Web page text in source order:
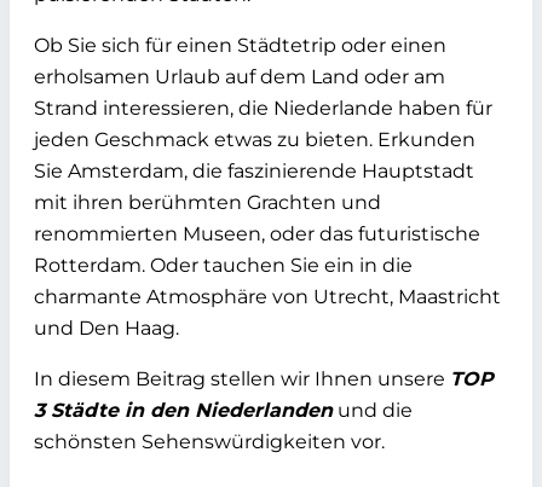
Ob Sie sich für einen Städtetrip oder einen
erholsamen Urlaub auf dem Land oder am
Strand interessieren, die Niederlande haben für
jeden Geschmack etwas zu bieten. Erkunden
Sie Amsterdam, die faszinierende Hauptstadt
mit ihren berühmten Grachten und
renommierten Museen, oder das futuristische
Rotterdam. Oder tauchen Sie ein in die
charmante Atmosphäre von Utrecht, Maastricht
und Den Haag.
In diesem Beitrag stellen wir Ihnen unsere TOP
3 Städte in den Niederlandenund die
schönsten Sehenswürdigkeiten vor.